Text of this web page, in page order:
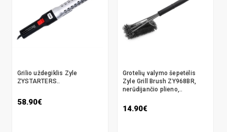
Grilio uždegiklis Zyle
ZYSTARTERS..
58.90€
Grotelių valymo šepetėlis
Zyle Grill Brush ZY968BR,
nerūdijančio plieno,..
14.90€